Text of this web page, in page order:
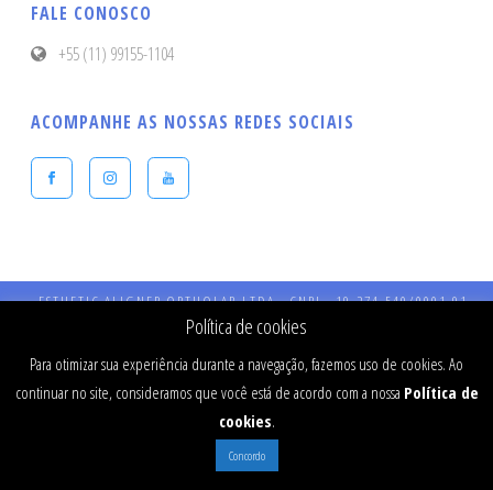
FALE CONOSCO
+55 (11) 99155-1104
ACOMPANHE AS NOSSAS REDES SOCIAIS
ESTHETIC ALIGNER ORTHOLAB LTDA - CNPJ - 19.274.540/0001-91 -
Endereço: Praça Presidente Kennedy, 90 – Vila Bastos – CEP: 09041-040
Santo André - SP - CRO 984 - RT: Dr Fernando Stefanato Buranello -
Política de cookies
Para otimizar sua experiência durante a navegação, fazemos uso de cookies. Ao
continuar no site, consideramos que você está de acordo com a nossa Política de
cookies.
Concordo